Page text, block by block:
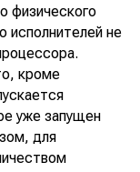
физического
исполнителей не
кроме
уже запущен
для